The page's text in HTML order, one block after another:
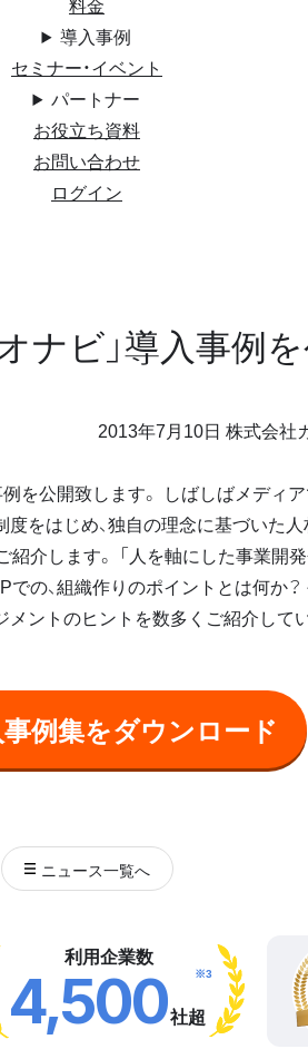
導入事例
セミナー・イベント
パートナー
お役立ち資料
お問い合わせ
ログイン
ナビ」導入事例
2013年7月10日 株式会社
を公開致します。 しばしばメディ
をはじめ、独自の理念に基づいた
介します。 「人を軸にした事業開発
の、組織作りのポイントとは何か
ントのヒントを数多くご紹介してい
例集をダウンロード
ニュース一覧へ
利用企業数
4,500社超
※3